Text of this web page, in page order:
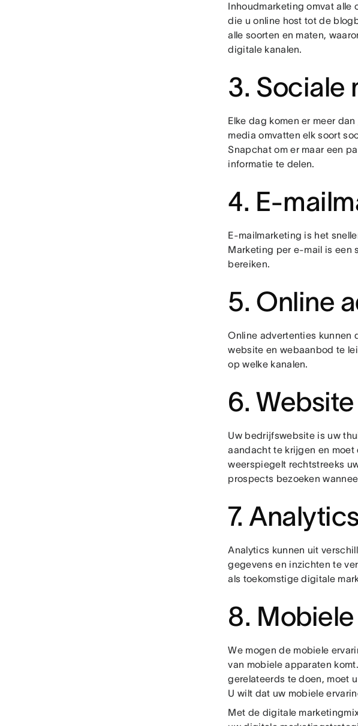
Inhoudmarketing omvat alle
die u online host tot de
alle soorten en maten,
digitale kanalen.
3. Sociale
Elke dag komen er meer dan
media omvatten elk soort
Snapchat om er maar een
informatie te delen.
4. E-
E-mailmarketing is het
Marketing per e-mail is een
bereiken.
5. Online
Online advertenties kunnen
website en webaanbod te
op welke kanalen.
6.
Uw bedrijfswebsite is uw
aandacht te krijgen en
weerspiegelt rechtstreeks
prospects bezoeken
7.
Analytics kunnen uit
gegevens en inzichten te
als toekomstige digitale
8.
We mogen de mobiele
van mobiele apparaten
gerelateerds te doen, moet
U wilt dat uw mobiele
Met de digitale